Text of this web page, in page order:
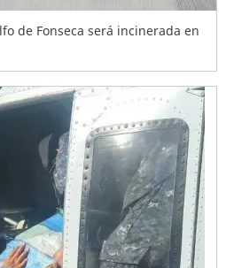
de Fonseca será incinerada en